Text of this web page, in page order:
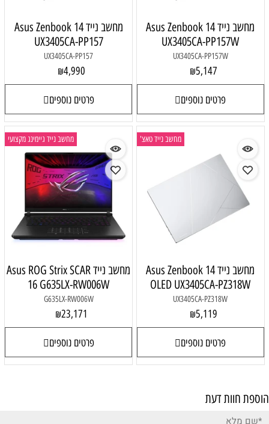
מחשב נייד Asus Zenbook 14
UX3405CA-PP157W
UX3405CA-PP157W
₪5,147
פרטים נוספים
מחשב נייד Asus Zenbook 14
UX3405CA-PP157
UX3405CA-PP157
₪4,990
פרטים נוספים
מחשב נייד טאצ'
מחשב נייד Asus Zenbook 14
OLED UX3405CA-PZ318W
UX3405CA-PZ318W
₪5,119
פרטים נוספים
מחשב נייד גיימינג מקצועי
מחשב נייד Asus ROG Strix SCAR
16 G635LX-RW006W
G635LX-RW006W
₪23,171
פרטים נוספים
הוספת חוות דעת